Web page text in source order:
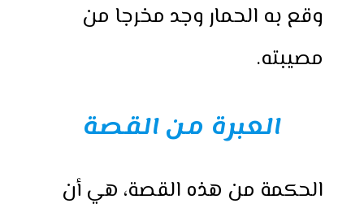
وقع به الحمار وجد مخرجا من
مصيبته.
العبرة من القصة
الحكمة من هذه القصة، هي أن